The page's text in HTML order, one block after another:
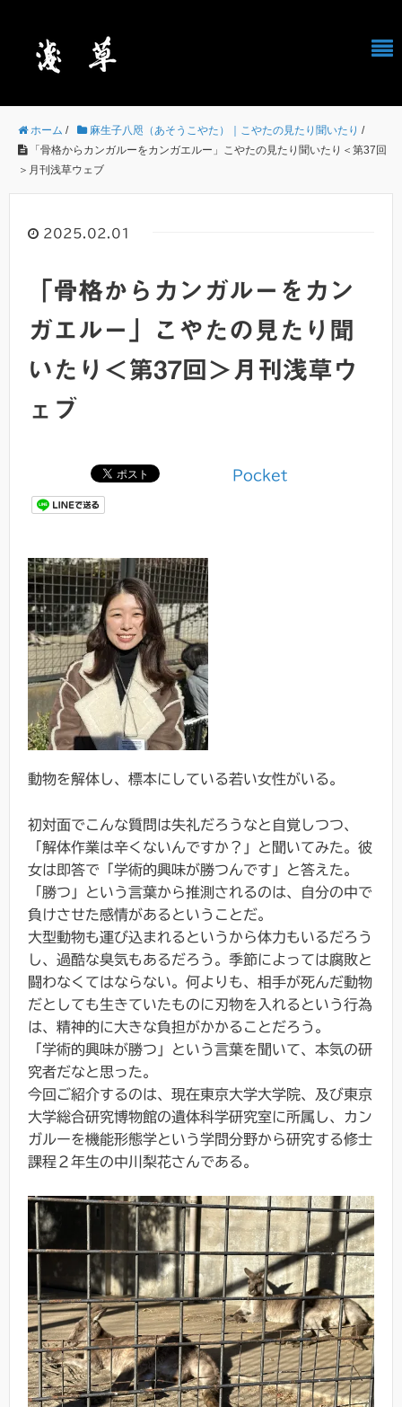
ホーム / 麻生子八咫（あそうこやた）｜こやたの見たり聞いたり /
「骨格からカンガルーをカンガエルー」こやたの見たり聞いたり＜第37回
＞月刊浅草ウェブ
2025.02.01
「骨格からカンガルーをカン
ガエルー」こやたの見たり聞
いたり＜第37回＞月刊浅草ウ
ェブ
Pocket
動物を解体し、標本にしている若い女性がいる。
初対面でこんな質問は失礼だろうなと自覚しつつ、
「解体作業は辛くないんですか？」と聞いてみた。彼
女は即答で「学術的興味が勝つんです」と答えた。
「勝つ」という言葉から推測されるのは、自分の中で
負けさせた感情があるということだ。
大型動物も運び込まれるというから体力もいるだろう
し、過酷な臭気もあるだろう。季節によっては腐敗と
闘わなくてはならない。何よりも、相手が死んだ動物
だとしても生きていたものに刃物を入れるという行為
は、精神的に大きな負担がかかることだろう。
「学術的興味が勝つ」という言葉を聞いて、本気の研
究者だなと思った。
今回ご紹介するのは、現在東京大学大学院、及び東京
大学総合研究博物館の遺体科学研究室に所属し、カン
ガルーを機能形態学という学問分野から研究する修士
課程２年生の中川梨花さんである。